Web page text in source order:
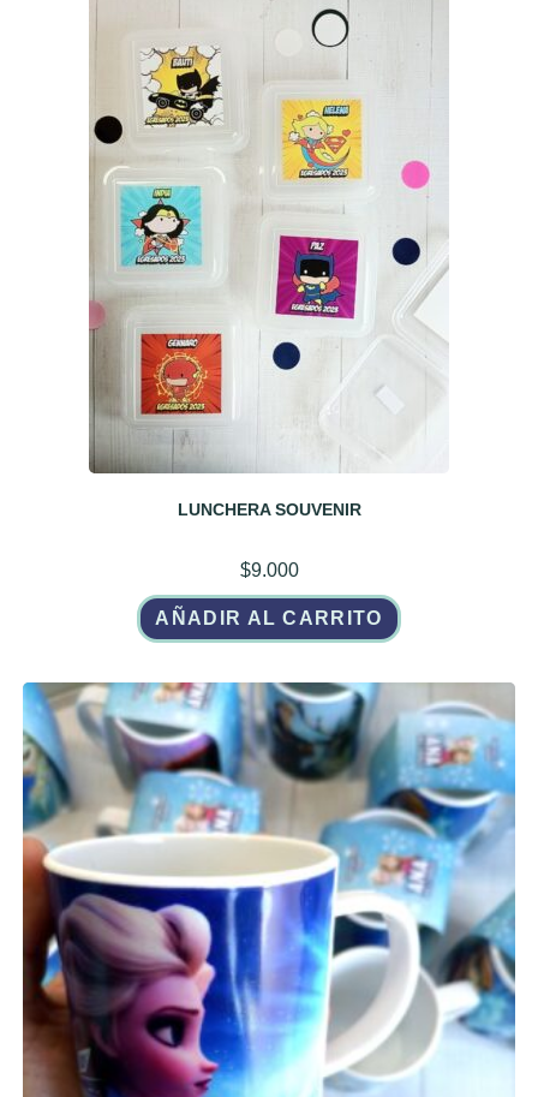
LUNCHERA SOUVENIR
$9.000
AÑADIR AL CARRITO